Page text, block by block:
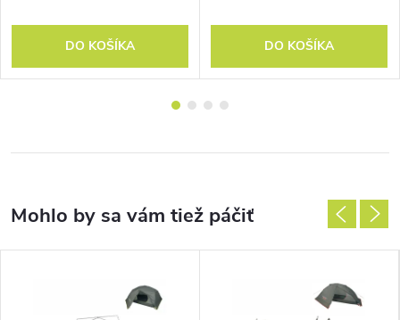
DO KOŠÍKA DO KOŠÍKA